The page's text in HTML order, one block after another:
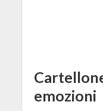
emozioni